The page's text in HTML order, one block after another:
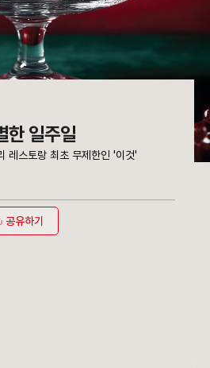
한 일주일
레스토랑 최초 무제한인 '이것'
공유하기